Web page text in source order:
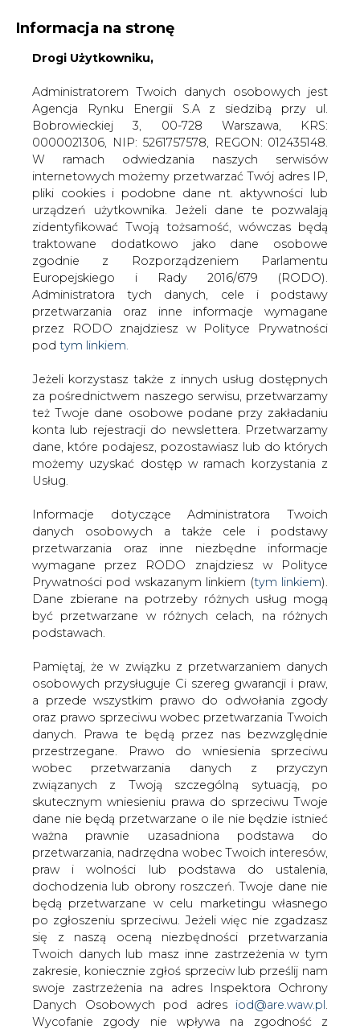
KONTAKT:
WYDAWCA PORTALU:
WYSOKI KONTRAST WIELKOŚĆ TEKSTU A A
ZALOGUJ SIĘ
WŁĄCZ CIRE.TV
Informacja na stronę
Drogi Użytkowniku,
Administratorem Twoich danych osobowych jest
Agencja Rynku Energii S.A z siedzibą przy ul.
Bobrowieckiej 3, 00-728 Warszawa, KRS:
0000021306, NIP: 5261757578, REGON: 012435148.
W ramach odwiedzania naszych serwisów
internetowych możemy przetwarzać Twój adres IP,
pliki cookies i podobne dane nt. aktywności lub
urządzeń użytkownika. Jeżeli dane te pozwalają
zidentyfikować Twoją tożsamość, wówczas będą
traktowane dodatkowo jako dane osobowe
zgodnie z Rozporządzeniem Parlamentu
Europejskiego i Rady 2016/679 (RODO).
Administratora tych danych, cele i podstawy
przetwarzania oraz inne informacje wymagane
przez RODO znajdziesz w Polityce Prywatności
pod tym linkiem.
Jeżeli korzystasz także z innych usług dostępnych
za pośrednictwem naszego serwisu, przetwarzamy
też Twoje dane osobowe podane przy zakładaniu
konta lub rejestracji do newslettera. Przetwarzamy
dane, które podajesz, pozostawiasz lub do których
możemy uzyskać dostęp w ramach korzystania z
Usług.
Informacje dotyczące Administratora Twoich
danych osobowych a także cele i podstawy
przetwarzania oraz inne niezbędne informacje
wymagane przez RODO znajdziesz w Polityce
Prywatności pod wskazanym linkiem (tym linkiem).
Dane zbierane na potrzeby różnych usług mogą
być przetwarzane w różnych celach, na różnych
podstawach.
Pamiętaj, że w związku z przetwarzaniem danych
osobowych przysługuje Ci szereg gwarancji i praw,
a przede wszystkim prawo do odwołania zgody
oraz prawo sprzeciwu wobec przetwarzania Twoich
danych. Prawa te będą przez nas bezwzględnie
przestrzegane. Prawo do wniesienia sprzeciwu
wobec przetwarzania danych z przyczyn
związanych z Twoją szczególną sytuacją, po
skutecznym wniesieniu prawa do sprzeciwu Twoje
dane nie będą przetwarzane o ile nie będzie istnieć
ważna prawnie uzasadniona podstawa do
przetwarzania, nadrzędna wobec Twoich interesów,
praw i wolności lub podstawa do ustalenia,
dochodzenia lub obrony roszczeń. Twoje dane nie
będą przetwarzane w celu marketingu własnego
po zgłoszeniu sprzeciwu. Jeżeli więc nie zgadzasz
się z naszą oceną niezbędności przetwarzania
Twoich danych lub masz inne zastrzeżenia w tym
zakresie, koniecznie zgłoś sprzeciw lub prześlij nam
swoje zastrzeżenia na adres Inspektora Ochrony
Danych Osobowych pod adres iod@are.waw.pl
Wycofanie zgody nie wpływa na zgodność z
Strona główna
SERWIS INFORMACYJNY CIRE
Energia w Polsce kosztuje już tyle samo co w
Niemczech
drukuj
skomentuj
udostępnij
Energia w Polsce kosztuje już tyle
Doganianie europejskich cen energii
miało w Polsce trwać według
specjalistów trzy, cztery lata od
uwolnienia cen. Trwało dwa miesiące.
Dostawa 1 MWh energii elektrycznej w godzinach
pozaszczytowych we wtorek na Towarowej Giełdzie
Energii (TGE) w Warszawie kosztowała 56,24 euro, na
będącej punktem odniesienia dla naszej części Europy
giełdzie EEX w Lipsku 57,13 euro, a na obsługującej kraje
skandynawskie giełdzie Nord Pool w Oslo ledwie 32,30
euro. W godzinach szczytowego poboru mocy ceny za
granicą są nadal wyższe niż w Polsce, ale i to może się
szybko zmienić.
Rynek producenta